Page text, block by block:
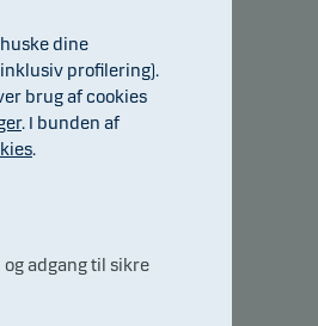
dine
profilering).
brug af cookies
. I bunden af
.
adgang til sikre